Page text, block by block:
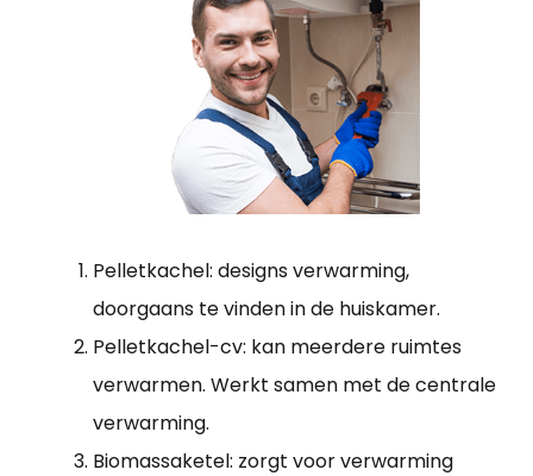
Pelletkachel: designs verwarming,
doorgaans te vinden in de huiskamer.
Pelletkachel-cv: kan meerdere ruimtes
verwarmen. Werkt samen met de centrale
verwarming.
Biomassaketel: zorgt voor verwarming